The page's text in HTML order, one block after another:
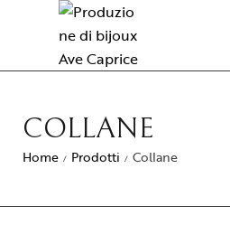
COLLANE
Home / Prodotti / Collane